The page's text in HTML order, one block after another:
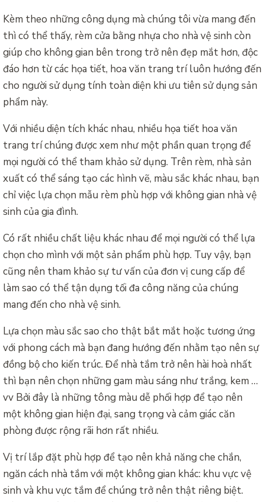
Kèm theo những công dụng mà chúng tôi vừa mang đến
thì có thể thấy, rèm cửa bằng nhựa cho nhà vệ sinh còn
giúp cho không gian bên trong trở nên đẹp mắt hơn, độc
đáo hơn từ các họa tiết, hoa văn trang trí luôn hướng đến
cho người sử dụng tính toàn diện khi ưu tiên sử dụng sản
phẩm này.
Với nhiều diện tích khác nhau, nhiều họa tiết hoa văn
trang trí chúng được xem như một phần quan trọng để
mọi người có thể tham khảo sử dụng. Trên rèm, nhà sản
xuất có thể sáng tạo các hình vẽ, màu sắc khác nhau, bạn
chỉ việc lựa chọn mẫu rèm phù hợp với không gian nhà vệ
sinh của gia đình.
Có rất nhiều chất liệu khác nhau để mọi người có thể lựa
chọn cho mình với một sản phẩm phù hợp. Tuy vậy, bạn
cũng nên tham khảo sự tư vấn của đơn vị cung cấp để
làm sao có thể tận dụng tối đa công năng của chúng
mang đến cho nhà vệ sinh.
Lựa chọn màu sắc sao cho thật bắt mắt hoặc tương ứng
với phong cách mà bạn đang hướng đến nhằm tạo nên sự
đồng bộ cho kiến trúc. Để nhà tắm trở nên hài hoà nhất
thì bạn nên chọn những gam màu sáng như trắng, kem …
vv Bởi đây là những tông màu dễ phối hợp để tạo nên
một không gian hiện đại, sang trọng và cảm giác căn
phòng được rộng rãi hơn rất nhiều.
Vị trí lắp đặt phù hợp để tạo nên khả năng che chắn,
ngăn cách nhà tắm với một không gian khác: khu vực vệ
sinh và khu vực tắm để chúng trở nên thật riêng biệt.